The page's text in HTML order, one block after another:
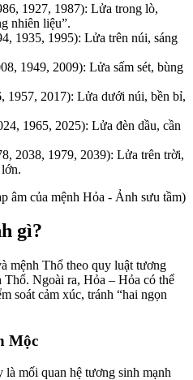
1927, 1987): Lửa trong lò,
nhiên liệu”.
1935, 1995): Lửa trên núi, sáng
1949, 2009): Lửa sấm sét, bùng
1957, 2017): Lửa dưới núi, bền bỉ,
1965, 2025): Lửa đèn dầu, cần
2038, 1979, 2039): Lửa trên trời,
của mệnh Hỏa - Ảnh sưu tầm)
gì?
mệnh Thổ theo quy luật tương
Ngoài ra, Hỏa – Hỏa có thể
soát cảm xúc, tránh “hai ngọn
Mộc
mối quan hệ tương sinh mạnh